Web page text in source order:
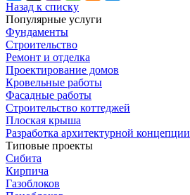
Назад к списку
Популярные услуги
Фундаменты
Строительство
Ремонт и отделка
Проектирование домов
Кровельные работы
Фасадные работы
Строительство коттеджей
Плоская крыша
Разработка архитектурной концепции
Типовые проекты
Сибита
Кирпича
Газоблоков